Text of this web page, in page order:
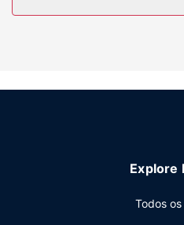
Serviço do hotel
incluem Wi-fi grátis, serviço
ao bar/lounge ou ao bar junto
e as 10:00 e aos fins de
Explore
Todos